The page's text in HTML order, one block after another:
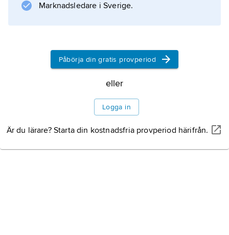
Marknadsledare i Sverige.
Påbörja din gratis provperiod
eller
Logga in
Är du lärare? Starta din kostnadsfria provperiod härifrån.